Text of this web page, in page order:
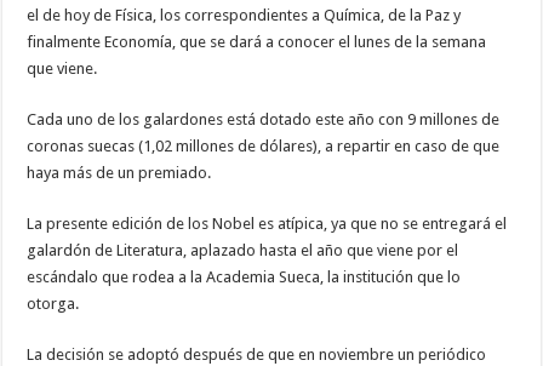
el de hoy de Física, los correspondientes a Química, de la Paz y
finalmente Economía, que se dará a conocer el lunes de la semana
que viene.
Cada uno de los galardones está dotado este año con 9 millones de
coronas suecas (1,02 millones de dólares), a repartir en caso de que
haya más de un premiado.
La presente edición de los Nobel es atípica, ya que no se entregará el
galardón de Literatura, aplazado hasta el año que viene por el
escándalo que rodea a la Academia Sueca, la institución que lo
otorga.
La decisión se adoptó después de que en noviembre un periódico